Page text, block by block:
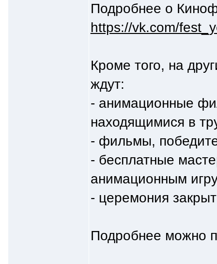
Подробнее о
https://vk.com/
Кроме того, на
ждут:
- анимационные
находящимися в
- фильмы,
- бесплатные
анимационным
- церемония
Подробнее можно